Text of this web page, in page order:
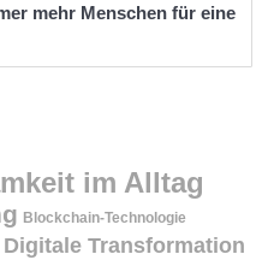
mehr Menschen für eine
im Alltag
Blockchain-Technologie
Digitale Transformation